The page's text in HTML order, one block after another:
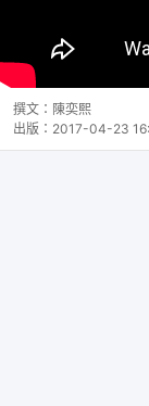
撰文： 陳奕熙
出版： 2017-04-23